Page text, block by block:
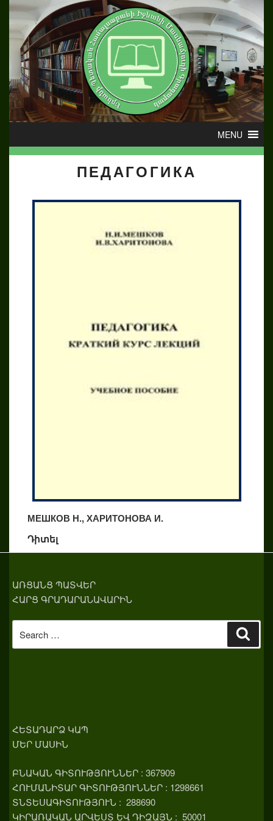
ПЕДАГОГИКА
МЕШКОВ Н., ХАРИТОНОВА И.
Դիտել
ԱՌՑԱՆՑ ՊԱՏՎԵՐ
ՀԱՐՑ ԳՐԱԴԱՐԱՆԱՎԱՐԻՆ
for:
ՀԵՏԱԴԱՐՁ ԿԱՊ
ՄԵՐ ՄԱՍԻՆ
ԲՆԱԿԱՆ ԳԻՏՈՒԹՅՈՒՆՆԵՐ : 367909
ՀՈՒՄԱՆԻՏԱՐ ԳԻՏՈՒԹՅՈՒՆՆԵՐ : 1298661
ՏՆՏԵՍԱԳԻՏՈՒԹՅՈՒՆ : 288690
ԿԻՐԱՌԱԿԱՆ ԱՐՎԵՍՏ ԵՎ ԴԻԶԱՅՆ : 50001